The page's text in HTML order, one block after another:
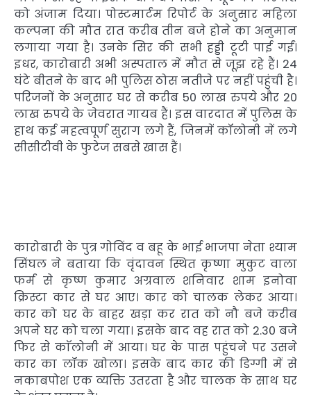
को अंजाम दिया। पोस्टमार्टम रिपोर्ट के अनुसार महिला
कल्पना की मौत रात करीब तीन बजे होने का अनुमान
लगाया गया है। उनके सिर की सभी हड्डी टूटी पाई गईं।
इधर, कारोबारी अभी अस्पताल में मौत से जूझ रहे हैं। 24
घंटे बीतने के बाद भी पुलिस ठोस नतीजे पर नहीं पहुंची है।
परिजनों के अनुसार घर से करीब 50 लाख रुपये और 20
लाख रुपये के जेवरात गायब हैं। इस वारदात में पुलिस के
हाथ कई महत्वपूर्ण सुराग लगे हैं, जिनमें कॉलोनी में लगे
सीसीटीवी के फुटेज सबसे खास हैं।
कारोबारी के पुत्र गोविंद व बहू के भाई भाजपा नेता श्याम
सिंघल ने बताया कि वृंदावन स्थित कृष्णा मुकुट वाला
फर्म से कृष्ण कुमार अग्रवाल शनिवार शाम इनोवा
क्रिस्टा कार से घर आए। कार को चालक लेकर आया।
कार को घर के बाहर खड़ा कर रात को नौ बजे करीब
अपने घर को चला गया। इसके बाद वह रात को 2.30 बजे
फिर से काॅलोनी में आया। घर के पास पहुंचने पर उसने
कार का लॉक खोला। इसके बाद कार की डिग्गी में से
नकाबपोश एक व्यक्ति उतरता है और चालक के साथ घर